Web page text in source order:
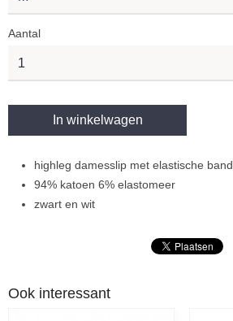
Aantal
In winkelwagen
highleg damesslip met elastische band
94% katoen 6% elastomeer
zwart en wit
Ook interessant